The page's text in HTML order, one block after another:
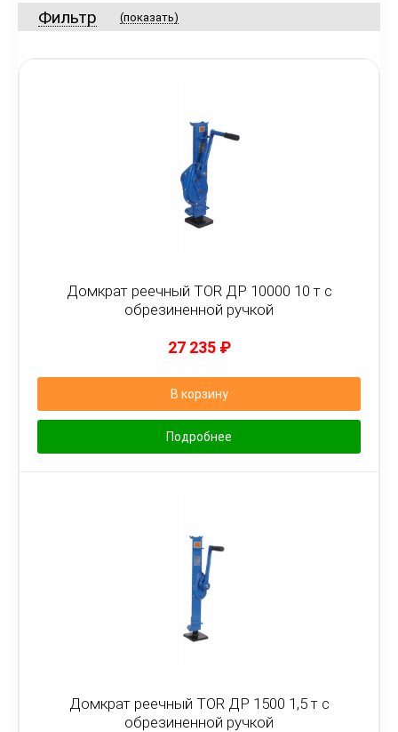
Фильтр (показать)
Домкрат реечный TOR ДР 10000 10 т с
обрезиненной ручкой
27 235 ₽
В корзину
Подробнее
Домкрат реечный TOR ДР 1500 1,5 т с
обрезиненной ручкой